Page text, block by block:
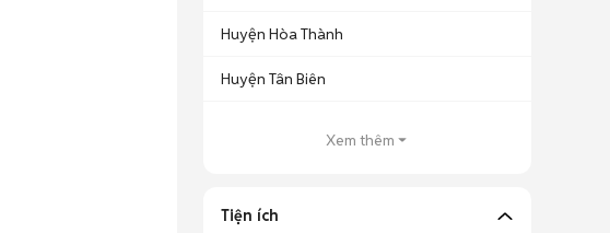
Huyện Hòa Thành
Huyện Tân Biên
Xem thêm
Tiện ích